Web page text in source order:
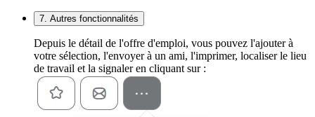
7. Autres fonctionnalités
Depuis le détail de l'offre d'emploi, vous pouvez l'ajouter à
votre sélection, l'envoyer à un ami, l'imprimer, localiser le lieu
de travail et la signaler en cliquant sur :